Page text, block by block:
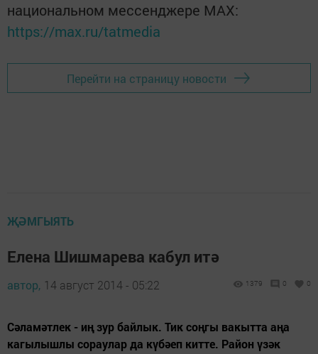
национальном мессенджере MАХ:
https://max.ru/tatmedia
Перейти на страницу новости
ҖӘМГЫЯТЬ
Елена Шишмарева кабул итә
автор, 14 август 2014 - 05:22 1379 0 0
Сәламәтлек - иң зур байлык. Тик соңгы вакытта аңа
кагылышлы сораулар да күбәеп китте. Район үзәк